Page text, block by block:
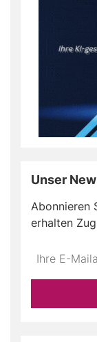
Unser
Abonnieren
erhalten
Do
*Ihre